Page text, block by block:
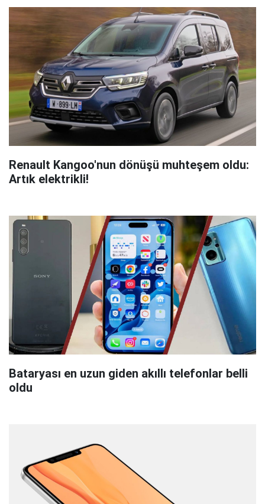
Renault Kangoo'nun dönüşü muhteşem oldu:
Artık elektrikli!
Bataryası en uzun giden akıllı telefonlar belli
oldu